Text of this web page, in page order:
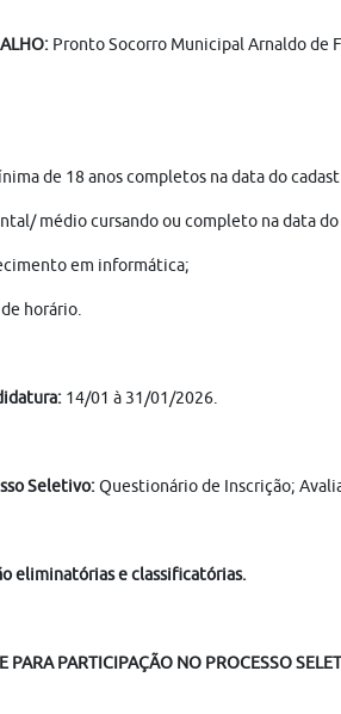
Pronto Socorro Municipal Arnaldo de
de 18 anos completos na data do
médio cursando ou completo na data
em informática;
horário.
14/01 à 31/01/2026.
Seletivo:Questionário de Inscrição;
eliminatórias e classificatórias.
PARA PARTICIPAÇÃO NO PROCESSO